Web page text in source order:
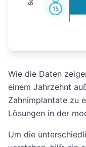
Wie die Daten
einem Jahrzehnt
Zahnimplantate zu
Lösungen in der
Um die